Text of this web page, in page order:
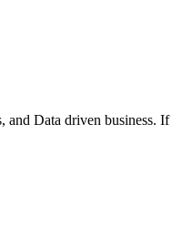
た #MLCT
すり飲めたね」
るたった1つの方法
をはじめて8ヶ月が経ち
Data driven business.